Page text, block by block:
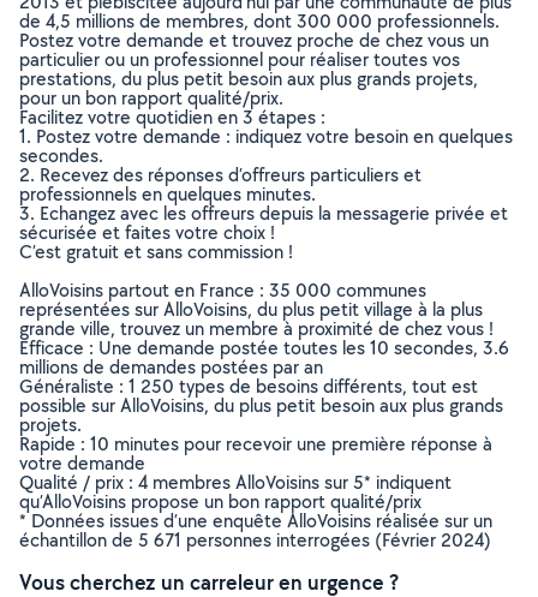
de 4,5 millions de membres, dont 300 000 professionnels.
Postez votre demande et trouvez proche de chez vous un
particulier ou un professionnel pour réaliser toutes vos
prestations, du plus petit besoin aux plus grands projets,
pour un bon rapport qualité/prix.
Facilitez votre quotidien en 3 étapes :
1. Postez votre demande : indiquez votre besoin en quelques
secondes.
2. Recevez des réponses d’offreurs particuliers et
professionnels en quelques minutes.
3. Echangez avec les offreurs depuis la messagerie privée et
sécurisée et faites votre choix !
C’est gratuit et sans commission !
AlloVoisins partout en France : 35 000 communes
représentées sur AlloVoisins, du plus petit village à la plus
grande ville, trouvez un membre à proximité de chez vous !
Efficace : Une demande postée toutes les 10 secondes, 3.6
millions de demandes postées par an
Généraliste : 1 250 types de besoins différents, tout est
possible sur AlloVoisins, du plus petit besoin aux plus grands
projets.
Rapide : 10 minutes pour recevoir une première réponse à
votre demande
Qualité / prix : 4 membres AlloVoisins sur 5* indiquent
qu’AlloVoisins propose un bon rapport qualité/prix
* Données issues d’une enquête AlloVoisins réalisée sur un
échantillon de 5 671 personnes interrogées (Février 2024)
Vous cherchez un carreleur en urgence ?